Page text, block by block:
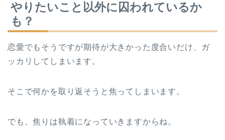
やりたいこと以外に囚われているか
も？
恋愛でもそうですが期待が大きかった度合いだけ、ガ
ッカリしてしまいます。
そこで何かを取り返そうと焦ってしまいます。
でも、焦りは執着になっていきますからね。